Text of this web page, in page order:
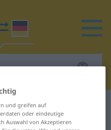
und greifen auf
oder eindeutige
Auswahl von Akzeptieren